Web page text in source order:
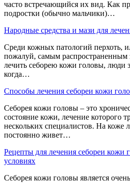
часто встречающийся их вид. Как
подростки (обычно мальчики)…
Народные средства и мази для
Среди кожных патологий перхоть,
пожалуй, самым распространенным
лечить себорею кожи головы, люди
когда…
Способы лечения себореи кожи
Себорея кожи головы – это
состояние кожи, лечение которого
нескольких специалистов. На коже
постоянно живет…
Рецепты для лечения себореи кожи
условиях
Себорея кожи головы является